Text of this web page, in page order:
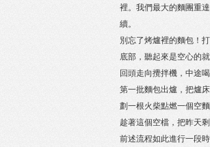
裡。我們最大的麵團重
續。
別忘了烤爐裡的麵包！
底部，聽起來是空心的
回頭走向攪拌機，中途
第一批麵包出爐，把爐
劃一根火柴點燃一個空
趁著這個空檔，把昨天
前述流程如此進行一段